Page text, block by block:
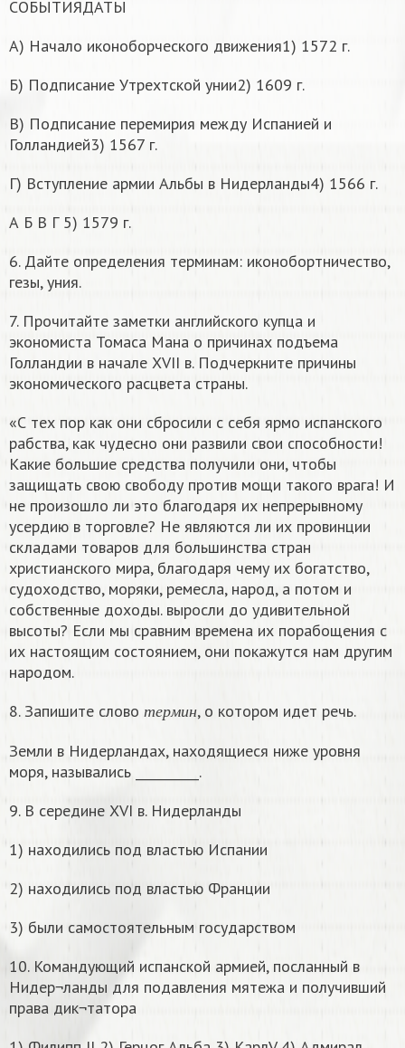
СОБЫТИЯДАТЫ
А) Начало иконоборческого движения1) 1572 г.
Б) Подписание Утрехтской унии2) 1609 г.
В) Подписание перемирия между Испанией и
Голландией3) 1567 г.
Г) Вступление армии Альбы в Нидерланды4) 1566 г.
А Б В Г 5) 1579 г.
6. Дайте определения терминам: иконобортничество,
гезы, уния.
7. Прочитайте заметки английского купца и
экономиста Томаса Мана о причинах подъема
Голландии в начале XVII в. Подчеркните причины
экономического расцвета страны.
«С тех пор как они сбросили с себя ярмо испанского
рабства, как чудесно они развили свои способности!
Какие большие средства получили они, чтобы
защищать свою свободу против мощи такого врага! И
не произошло ли это благодаря их непрерывному
усердию в торговле? Не являются ли их провинции
складами товаров для большинства стран
христианского мира, благодаря чему их богатство,
судоходство, моряки, ремесла, народ, а потом и
собственные доходы. выросли до удивительной
высоты? Если мы сравним времена их порабощения с
их настоящим состоянием, они покажутся нам другим
народом.
8. Запишите слово
т е рм и н , о котором идет речь.
Земли в Нидерландах, находящиеся ниже уровня
моря, назывались __________.
9. В середине XVI в. Нидерланды
1) находились под властью Испании
2) находились под властью Франции
3) были самостоятельным государством
10. Командующий испанской армией, посланный в
Нидер¬ланды для подавления мятежа и получивший
права дик¬татора